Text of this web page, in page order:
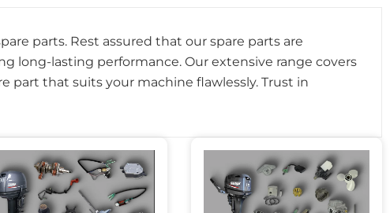
parts. Rest assured that our spare parts are
long-lasting performance. Our extensive range covers
part that suits your machine flawlessly. Trust in